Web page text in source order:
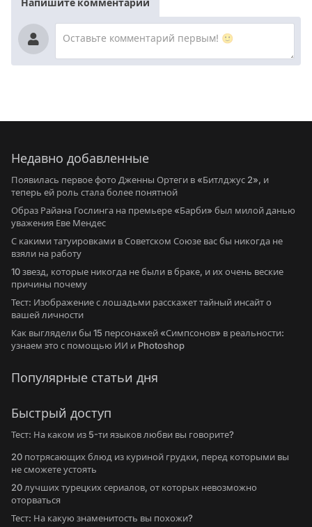
Напишите комментарий
Недавно добавленные
Появилась первое фото Дженны Ортеги в «Битлджус 2», и
теперь ей роль стала более понятной
Образ Райана Гослинга на премьере «Барби» был милой данью
уважения Еве Мендес
С какими татуировками в Советском Союзе вас бы никогда не
взяли на работу
10 звезд, которые никогда не были в браке, и их очень веские
причины почему
Тест: Изображение с лошадьми расскажет тайный инсайт о
вашей личности
Как выглядели бы 15 персонажей «Симпсонов» в реальности:
узнаем это с помощью ИИ и Photoshop
Популярные статьи дня
Быстрый доступ
Тест: На каком из 5-ти языков любви вы говорите?
20 потрясающих блюд из куриной грудки, перед которыми вы
не сможете устоять
20 лучших турецких сериалов, от которых невозможно
оторваться
Тест: На какую знаменитость вы похожи?